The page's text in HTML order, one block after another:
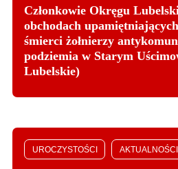
Członkowie Okręgu
obchodach
śmierci żołnierzy
podziemia w Starym
Lubelskie)
UROCZYSTOŚCI AKTUALNOŚCI